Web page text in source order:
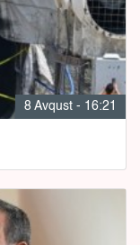
8 Avqust - 16:21